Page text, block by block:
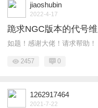
jiaoshubin
2022-4-17
跪求NGC版本的代号
如题！感谢大佬！请求帮助！
2457 0
1262917464
2021-7-22